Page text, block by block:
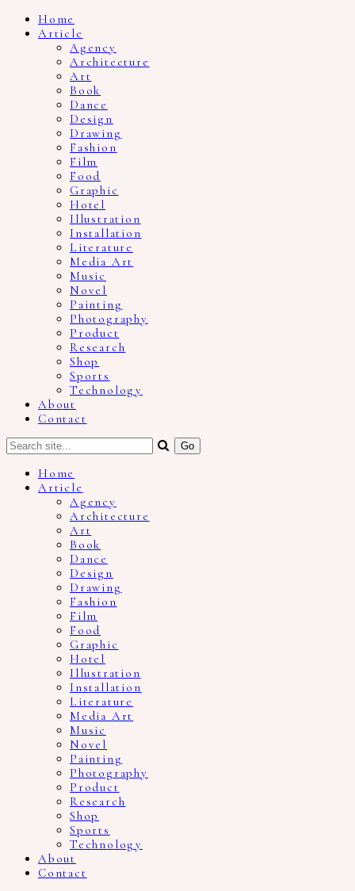
Home
Article
Agency
Architecture
Art
Book
Dance
Design
Drawing
Fashion
Film
Food
Graphic
Hotel
Illustration
Installation
Literature
Media Art
Music
Novel
Painting
Photography
Product
Research
Shop
Sports
Technology
About
Contact
Home
Article
Agency
Architecture
Art
Book
Dance
Design
Drawing
Fashion
Film
Food
Graphic
Hotel
Illustration
Installation
Literature
Media Art
Music
Novel
Painting
Photography
Product
Research
Shop
Sports
Technology
About
Contact